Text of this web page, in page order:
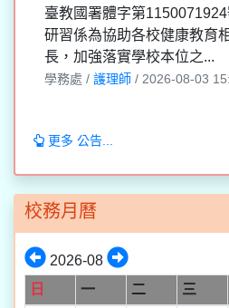
臺教國署體字第
研習係為協助各校健康教育
長，加強落實學校本位之...
學務處 / 護理師 / 2026-08-03
更多 公告...
校務月曆
2026-08
日
一 二 三